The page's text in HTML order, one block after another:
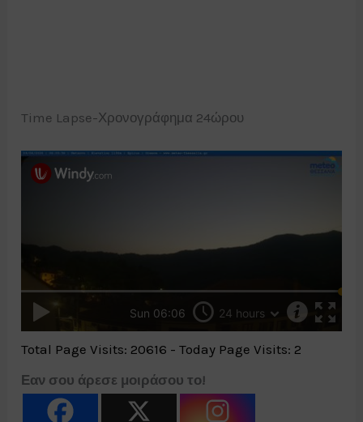
Time Lapse-Χρονογράφημα 24ώρου
Total Page Visits: 20616 - Today Page Visits: 2
Εαν σου άρεσε μοιράσου το!